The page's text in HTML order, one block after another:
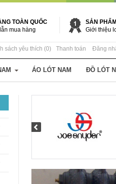
TOÀN QUỐC
mua hàng
SẢN
Giới thiệu
sách yêu thích (0) Thanh toán Đăng
ÁO LÓT NAM ĐỒ LÓT